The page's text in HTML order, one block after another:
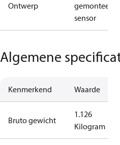
Ontwerp
gemonteerde
sensor
Algemene
Kenmerkend Waarde
Bruto gewicht
1.126
Kilogram